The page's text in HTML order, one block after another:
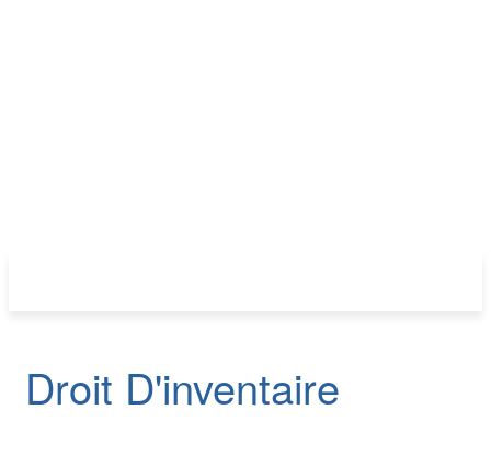
Droit D'inventaire